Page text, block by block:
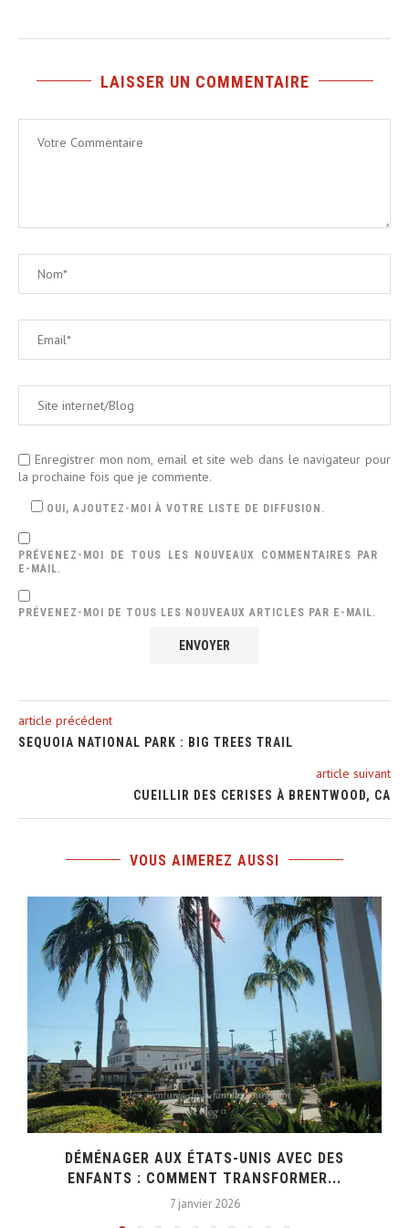
LAISSER UN COMMENTAIRE
Enregistrer mon nom, email et site web dans le navigateur pour
la prochaine fois que je commente.
OUI, AJOUTEZ-MOI À VOTRE LISTE DE DIFFUSION.
PRÉVENEZ-MOI DE TOUS LES NOUVEAUX COMMENTAIRES PAR
E-MAIL.
PRÉVENEZ-MOI DE TOUS LES NOUVEAUX ARTICLES PAR E-MAIL.
article précédent
SEQUOIA NATIONAL PARK : BIG TREES TRAIL
article suivant
CUEILLIR DES CERISES À BRENTWOOD, CA
VOUS AIMEREZ AUSSI
DÉMÉNAGER AUX ÉTATS-UNIS AVEC DES
ENFANTS : COMMENT TRANSFORMER...
7 janvier 2026